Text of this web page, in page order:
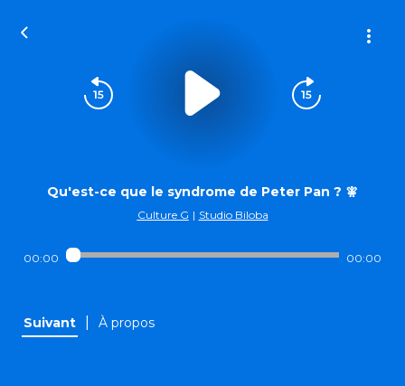
Qu'est-ce que le syndrome de Peter Pan ? 🧚
Culture G | Studio Biloba
00:00 00:00
Suivant À propos